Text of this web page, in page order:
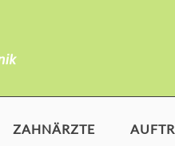
ZAHNÄRZTE